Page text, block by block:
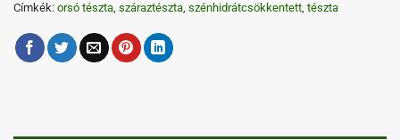
Címkék: orsó tészta, száraztészta, szénhidrátcsökkentett, tészta